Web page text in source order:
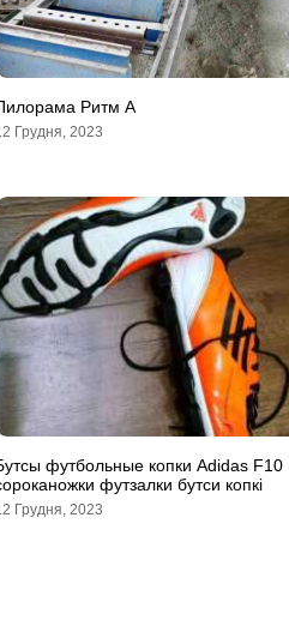
Ритм А
Грудня, 2023
футбольные копки Adidas F10
футзалки бутси копкi
Грудня, 2023